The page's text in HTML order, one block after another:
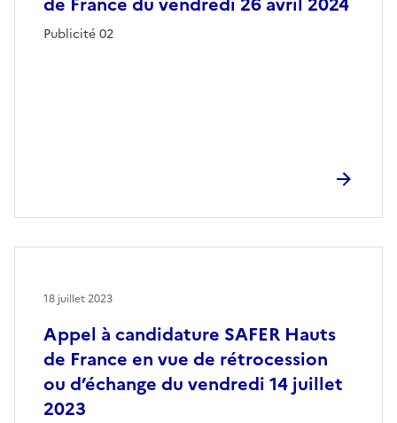
Publicité 02
Appel à candidature SAFER Hauts
de France en vue de rétrocession
ou d’échange du vendredi 14 juillet
2023
18 juillet 2023